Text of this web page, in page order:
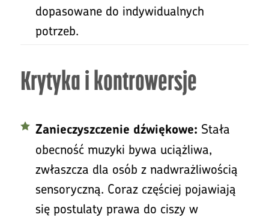
dopasowane do indywidualnych
potrzeb.
Krytyka i kontrowersje
Zanieczyszczenie dźwiękowe: Stała
obecność muzyki bywa uciążliwa,
zwłaszcza dla osób z nadwrażliwością
sensoryczną. Coraz częściej pojawiają
się postulaty prawa do ciszy w